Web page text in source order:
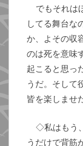
でもそれは
してる舞台な
か、よその収
のは死を意味
起こると思っ
うだ。そして
皆を楽しませ
◇私はもう
うだけで背筋